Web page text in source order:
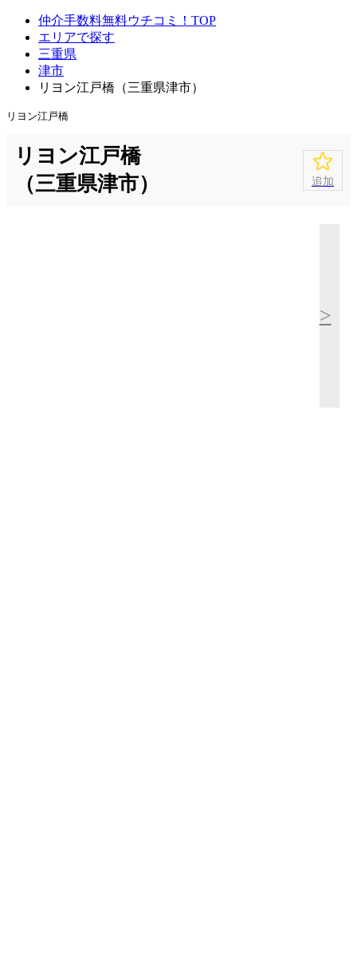
仲介手数料無料ウチコミ！TOP
エリアで探す
三重県
津市
リヨン江戸橋（三重県津市）
リヨン江戸橋
リヨン江戸橋
（三重県津市）
追加
>